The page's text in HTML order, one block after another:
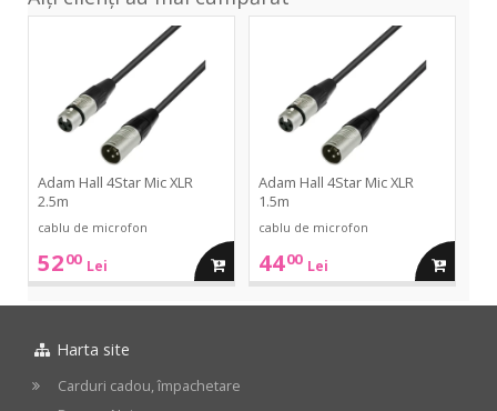
Adam Hall 4Star Mic XLR
2.5m
cablu de microfon
5200 Lei adauga
in
Adam Hall 4Star Mic XLR
1.5m
cablu de microfon
4400 Lei adauga
in
Harta site
Carduri cadou, împachetare